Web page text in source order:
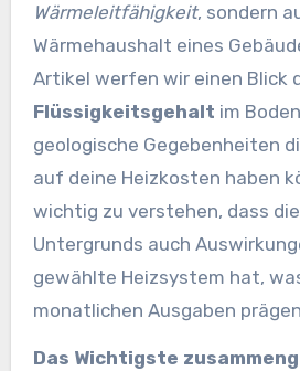
Wärmeleitfähigkeit, sondern
Wärmehaushalt eines
Artikel werfen wir einen Blick
Flüssigkeitsgehalt im
geologische Gegebenheiten
auf deine Heizkosten haben
wichtig zu verstehen, dass
Untergrunds auch
gewählte Heizsystem hat,
monatlichen Ausgaben
Das Wichtigste